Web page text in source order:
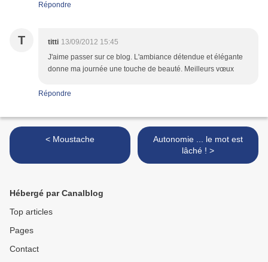
Répondre
T titti 13/09/2012 15:45
J'aime passer sur ce blog. L'ambiance détendue et élégante
donne ma journée une touche de beauté. Meilleurs vœux
Répondre
< Moustache
Autonomie ... le mot est
lâché ! >
Hébergé par Canalblog
Top articles
Pages
Contact